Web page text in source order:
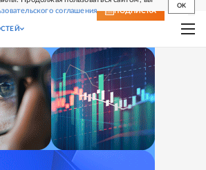
соглашения
OK
ПОДПИСКА